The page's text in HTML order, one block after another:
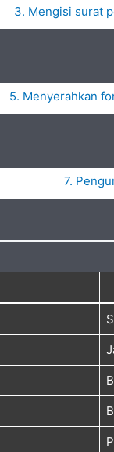
3. Mengisi surat
5. Menyerahkan
7.